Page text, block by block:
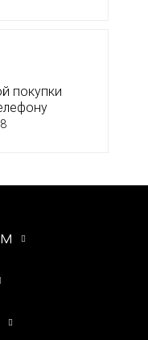
покупки